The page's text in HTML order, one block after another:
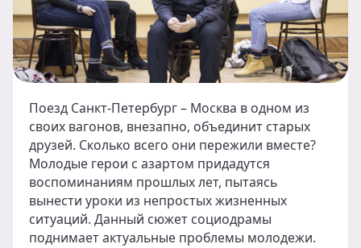
Поезд Санкт-Петербург – Москва в одном из
своих вагонов, внезапно, объединит старых
друзей. Сколько всего они пережили вместе?
Молодые герои с азартом придадутся
воспоминаниям прошлых лет, пытаясь
вынести уроки из непростых жизненных
ситуаций. Данный сюжет социодрамы
поднимает актуальные проблемы молодежи.